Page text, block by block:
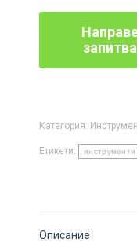
Категория:
Етикети: инструменти
Описание